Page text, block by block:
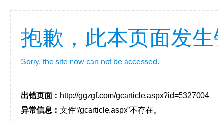
抱歉，此本页面发
Sorry, the site now can not be accessed.
出错页面： http://ggzgf.com/gcarticle.aspx?id=5327004
异常信息： 文件“/gcarticle.aspx”不存在。